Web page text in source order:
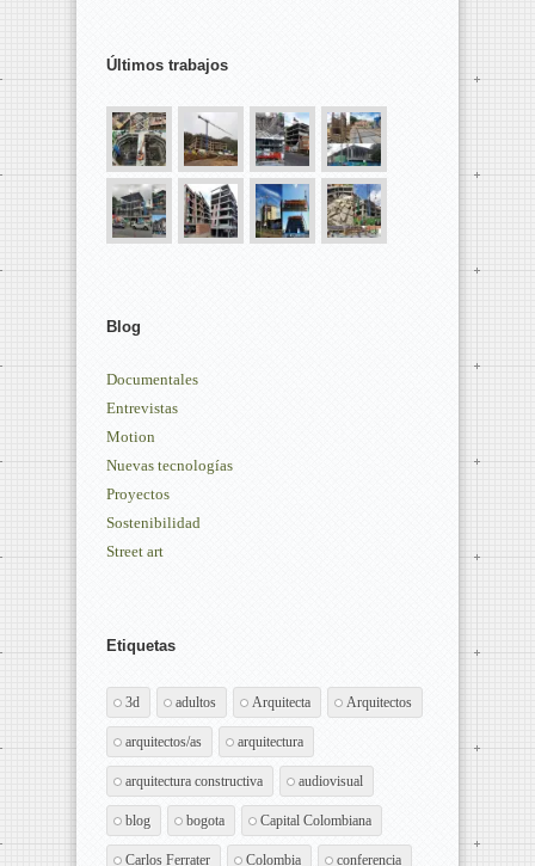
Últimos trabajos
Blog
Documentales
Entrevistas
Motion
Nuevas tecnologías
Proyectos
Sostenibilidad
Street art
Etiquetas
3d adultos Arquitecta Arquitectos
arquitectos/as arquitectura
arquitectura constructiva audiovisual
blog bogota Capital Colombiana
Carlos Ferrater Colombia conferencia